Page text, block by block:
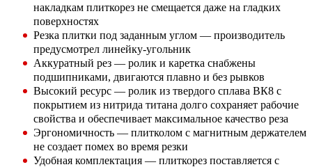
накладкам плиткорез не смещается даже на гладких
поверхностях
Резка плитки под заданным углом — производитель
предусмотрел линейку-угольник
Аккуратный рез — ролик и каретка снабжены
подшипниками, двигаются плавно и без рывков
Высокий ресурс — ролик из твердого сплава ВК8 с
покрытием из нитрида титана долго сохраняет рабочие
свойства и обеспечивает максимальное качество реза
Эргономичность — плитколом с магнитным держателем
не создает помех во время резки
Удобная комплектация — плиткорез поставляется с